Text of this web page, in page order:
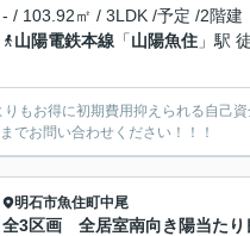
- / 103.92㎡ / 3LDK /予定 /2階建
山陽電鉄本線 「山陽魚住 」駅
もお得に初期費用抑えられる自己
でお問い合わせください！！！
明石市魚住町中尾
全3区画 全居室南向き陽当た